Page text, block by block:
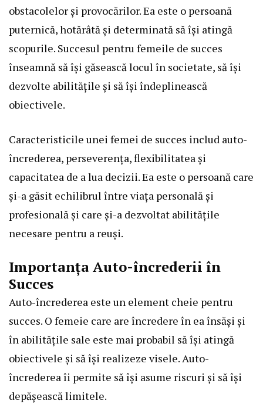
obstacolelor și provocărilor. Ea este o persoană
puternică, hotărâtă și determinată să își atingă
scopurile. Succesul pentru femeile de succes
înseamnă să își găsească locul în societate, să își
dezvolte abilitățile și să își îndeplinească
obiectivele.
Caracteristicile unei femei de succes includ auto-
încrederea, perseverența, flexibilitatea și
capacitatea de a lua decizii. Ea este o persoană care
și-a găsit echilibrul între viața personală și
profesională și care și-a dezvoltat abilitățile
necesare pentru a reuși.
Importanța Auto-încrederii în
Succes
Auto-încrederea este un element cheie pentru
succes. O femeie care are încredere în ea însăși și
în abilitățile sale este mai probabil să își atingă
obiectivele și să își realizeze visele. Auto-
încrederea îi permite să își asume riscuri și să își
depășească limitele.